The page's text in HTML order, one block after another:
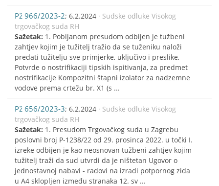
Pž 966/2023-2; 6.2.2024 · Sudske odluke Visokog
trgovačkog suda RH
Sažetak: 1. Pobijanom presudom odbijen je tužbeni
zahtjev kojim je tužitelj tražio da se tuženiku naloži
predati tužitelju sve primjerke, uključivo i preslike,
Potvrde o nostrifikaciji tipskih ispitivanja, za predmet
nostrifikacije Kompozitni štapni izolator za nadzemne
vodove prema crtežu br. X1 (s ...
Pž 656/2023-3; 6.2.2024 · Sudske odluke Visokog
trgovačkog suda RH
Sažetak: 1. Presudom Trgovačkog suda u Zagrebu
poslovni broj P-1238/22 od 29. prosinca 2022. u točki I.
izreke odbijen je kao neosnovan tužbeni zahtjev kojim
tužitelj traži da sud utvrdi da je ništetan Ugovor o
jednostavnoj nabavi - radovi na izradi potpornog zida
u A4 sklopljen između stranaka 12. sv ...